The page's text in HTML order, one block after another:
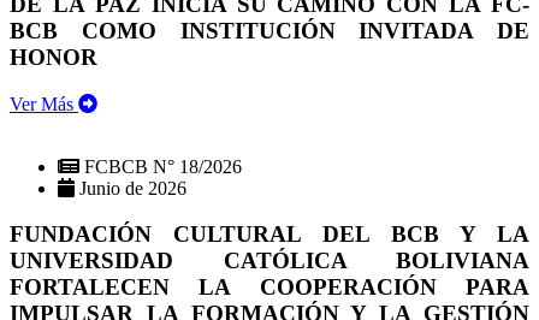
BCB COMO INSTITUCIÓN INVITADA DE
HONOR
Ver Más
FCBCB N° 18/2026
Junio de 2026
FUNDACIÓN CULTURAL DEL BCB Y LA
UNIVERSIDAD CATÓLICA BOLIVIANA
FORTALECEN LA COOPERACIÓN PARA
IMPULSAR LA FORMACIÓN Y LA GESTIÓN